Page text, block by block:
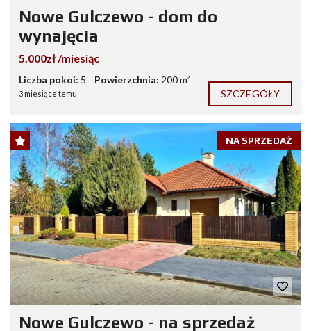
Nowe Gulczewo - dom do
wynajęcia
5.000zł /miesiąc
Liczba pokoi: 5 Powierzchnia: 200 m²
3 miesiące temu SZCZEGÓŁY
NA SPRZEDAŻ
Nowe Gulczewo - na sprzedaż